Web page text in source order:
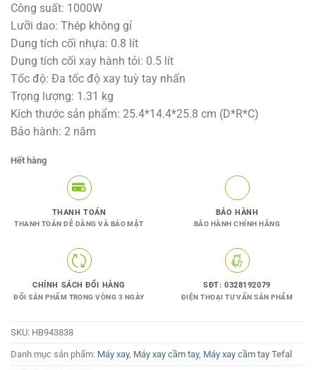
là:
2.599.000VNĐ.
Công suất: 1000W
Lưỡi dao: Thép không gỉ
Dung tích cối nhựa: 0.8 lít
Dung tích cối xay hành tỏi: 0.5 lít
Tốc độ: Đa tốc độ xay tuỳ tay nhấn
Trọng lượng: 1.31 kg
Kích thước sản phẩm: 25.4*14.4*25.8 cm (D*R*C)
Bảo hành: 2 năm
Hết hàng
THANH TOÁN
THANH TOÁN DỄ DÀNG VÀ BẢO MẬT
BẢO HÀNH
BẢO HÀNH CHÍNH HÃNG
CHÍNH SÁCH ĐỔI HÀNG
ĐỔI SẢN PHẨM TRONG VÒNG 3 NGÀY
SĐT: 0328192079
ĐIỆN THOẠI TƯ VẤN SẢN PHẨM
SKU: HB943838
Danh mục sản phẩm: Máy xay, Máy xay cầm tay, Máy xay cầm tay Tefal